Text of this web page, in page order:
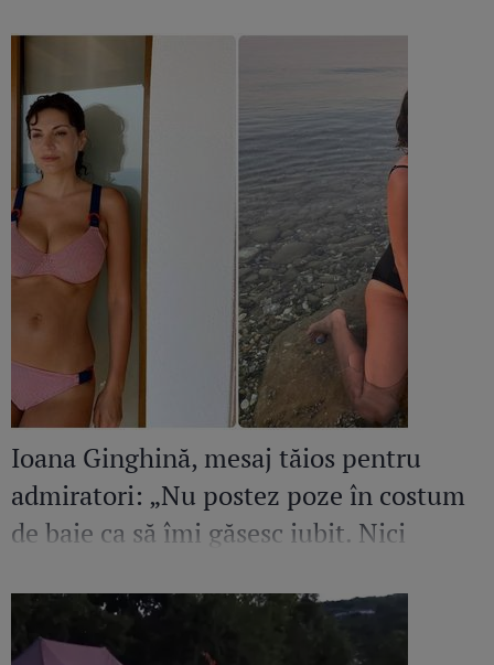
Ioana Ginghină, mesaj tăios pentru
admiratori: „Nu postez poze în costum
de baie ca să îmi găsesc iubit. Nici